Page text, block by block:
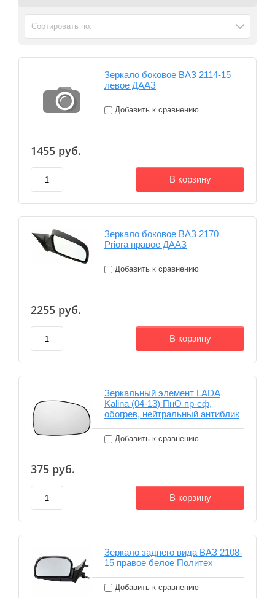
Сортировать по:
Зеркало боковое ВАЗ 2114-15
левое ДААЗ
Добавить к сравнению
1455 руб.
В корзину
Зеркало боковое ВАЗ 2170
Priora правое ДААЗ
Добавить к сравнению
2255 руб.
В корзину
Зеркальный элемент LADA
Kalina (04-13) ПнО пр-сф,
обогрев, нейтральный антиблик
Добавить к сравнению
375 руб.
В корзину
Зеркало заднего вида ВАЗ 2108-
15 правое белое Политех
Добавить к сравнению